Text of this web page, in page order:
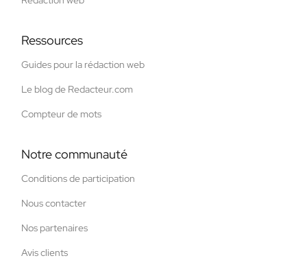
Ressources
Guides pour la rédaction web
Le blog de Redacteur.com
Compteur de mots
Notre communauté
Conditions de participation
Nous contacter
Nos partenaires
Avis clients